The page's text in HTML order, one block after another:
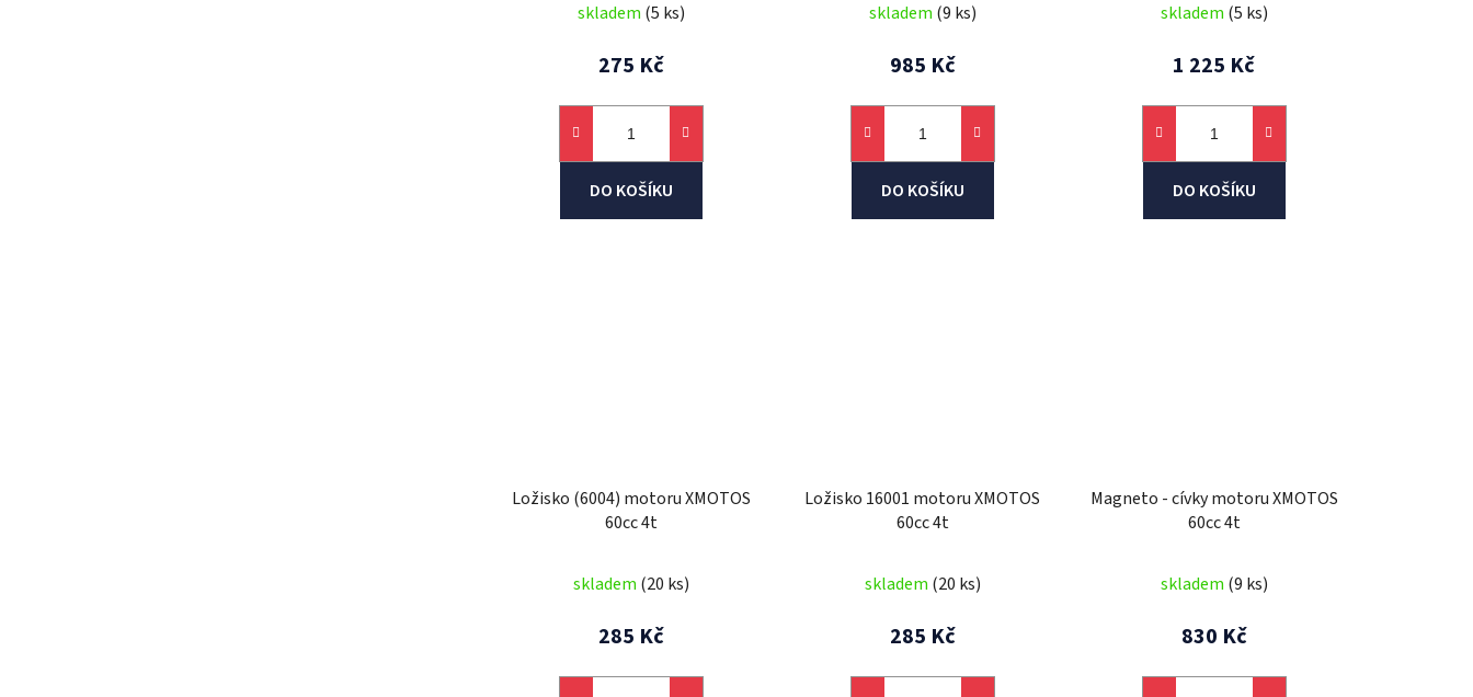
skladem (5 ks)
275 Kč
DO KOŠÍKU
skladem (9 ks)
985 Kč
DO KOŠÍKU
skladem (5 ks)
1 225 Kč
DO KOŠÍKU
Ložisko (6004) motoru XMOTOS
60cc 4t
skladem (20 ks)
285 Kč
Ložisko 16001 motoru XMOTOS
60cc 4t
skladem (20 ks)
285 Kč
Magneto - cívky motoru XMOTOS
60cc 4t
skladem (9 ks)
830 Kč